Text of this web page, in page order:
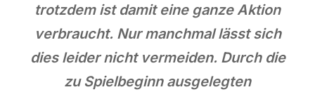
trotzdem ist damit eine ganze Aktion
verbraucht. Nur manchmal lässt sich
dies leider nicht vermeiden. Durch die
zu Spielbeginn ausgelegten